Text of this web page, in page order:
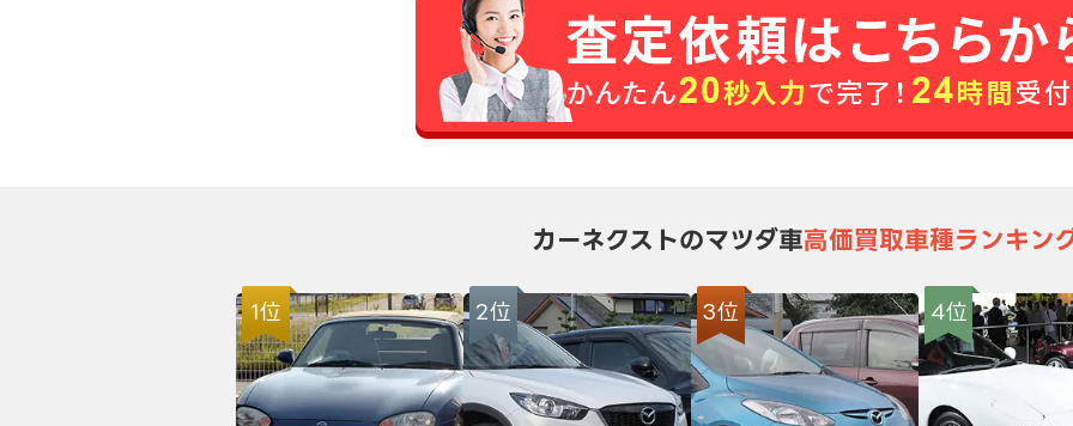
カーネクストのマツダ車高価買取車種ランキン
1位 2位 3位 4位